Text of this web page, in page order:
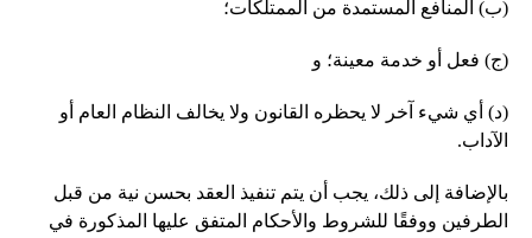
(ب) المنافع المستمدة من الممتلكات؛
(ج) فعل أو خدمة معينة؛ و
(د) أي شيء آخر لا يحظره القانون ولا يخالف النظام العام أو
الآداب.
بالإضافة إلى ذلك، يجب أن يتم تنفيذ العقد بحسن نية من قبل
الطرفين ووفقًا للشروط والأحكام المتفق عليها المذكورة في